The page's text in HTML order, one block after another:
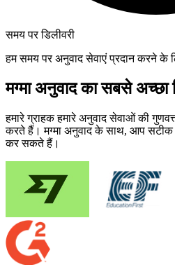
समय पर डिलीवरी
हम समय पर अनुवाद सेवाएं प्रदान करने के
मग्मा अनुवाद का सबसे अच्छा
हमारे ग्राहक हमारे अनुवाद सेवाओं की
करते हैं। मग्मा अनुवाद के साथ, आप सटीक
कर सकते हैं।